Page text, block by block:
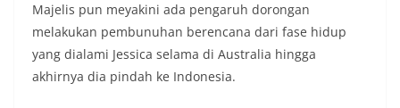
Majelis pun meyakini ada pengaruh dorongan
melakukan pembunuhan berencana dari fase hidup
yang dialami Jessica selama di Australia hingga
akhirnya dia pindah ke Indonesia.